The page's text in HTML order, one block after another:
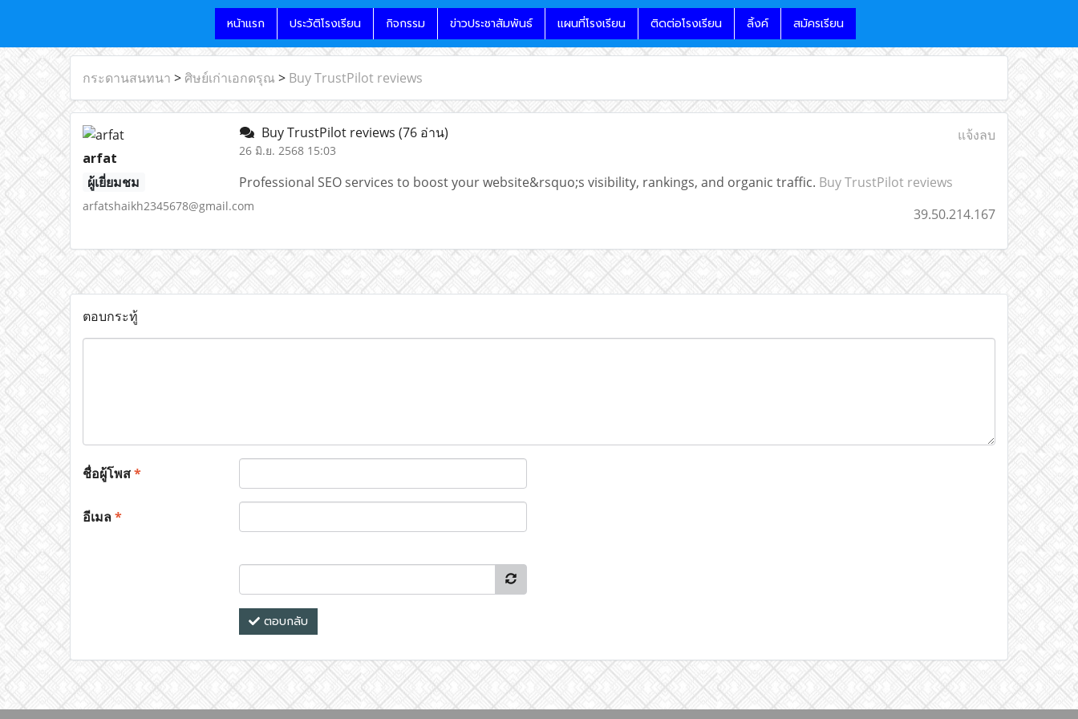
หน้าแรก ประวัติโรงเรียน กิจกรรม ข่าวประชาสัมพันธ์ แผนที่โรงเรียน ติดต่อโรงเรียน ลิ้งค์ สมัครเรียน
กระดานสนทนา > ศิษย์เก่าเอกดรุณ > Buy TrustPilot reviews
arfat
ผู้เยี่ยมชม
arfatshaikh2345678@gmail.com
Buy TrustPilot reviews (76 อ่าน)
26 มิ.ย. 2568 15:03
แจ้งลบ
Professional SEO services to boost your website&rsquo;s visibility, rankings, and organic traffic. Buy TrustPilot reviews
39.50.214.167
ตอบกระทู้
ชื่อผู้โพส*
อีเมล*
ตอบกลับ